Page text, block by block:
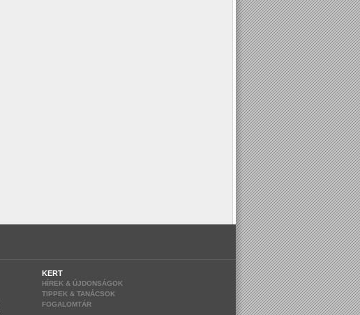
KERT
HÍREK & ÚJDONSÁGOK
TIPPEK & TANÁCSOK
FOGALOMTÁR